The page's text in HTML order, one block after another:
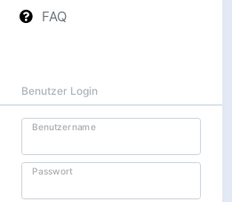
FAQ
Benutzer Login
Benutzername
Passwort